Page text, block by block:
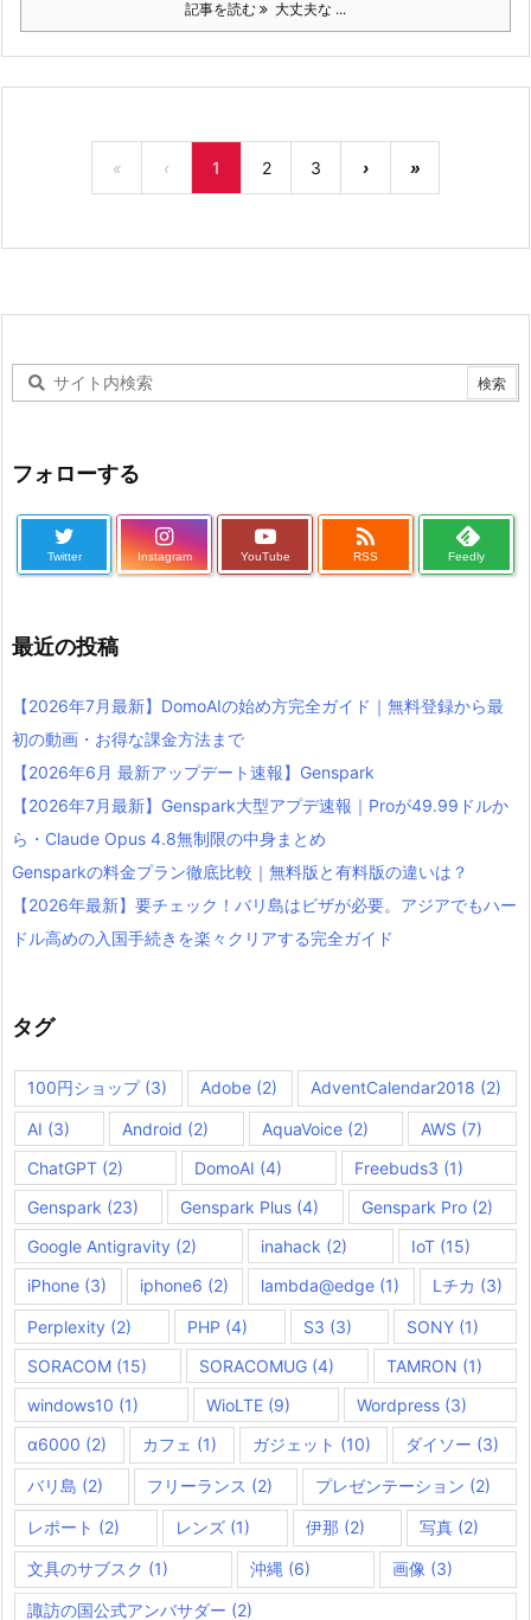
記事を読む 大丈夫な ...
« ‹ 1 2 3 › »
フォローする
Twitter Instagram YouTube

RSS Feedly
最近の投稿
【2026年7月最新】DomoAIの始め方完全ガイド｜無料登録から最
初の動画・お得な課金方法まで
【2026年6月 最新アップデート速報】Genspark
【2026年7月最新】Genspark大型アプデ速報｜Proが49.99ドルか
ら・Claude Opus 4.8無制限の中身まとめ
Gensparkの料金プラン徹底比較｜無料版と有料版の違いは？
【2026年最新】要チェック！バリ島はビザが必要。アジアでもハー
ドル高めの入国手続きを楽々クリアする完全ガイド
タグ
100円ショップ(3) Adobe (2) AdventCalendar2018 (2)
AI (3) Android (2) AquaVoice(2) AWS (7)
ChatGPT (2) DomoAI (4) Freebuds3 (1)
Genspark (23) Genspark Plus (4) Genspark Pro(2)
Google Antigravity (2) inahack (2) IoT (15)
iPhone (3) iphone6 (2) lambda@edge (1) Lチカ (3)
Perplexity (2) PHP (4) S3 (3) SONY (1)
SORACOM (15) SORACOMUG (4) TAMRON (1)
windows10 (1) WioLTE(9) Wordpress (3)
α6000 (2) カフェ (1) ガジェット (10) ダイソー (3)
バリ島 (2) フリーランス (2) プレゼンテーション (2)
レポート (2) レンズ(1) 伊那 (2) 写真 (2)
文具のサブスク (1) 沖縄 (6) 画像 (3)
諏訪の国公式アンバサダー (2)